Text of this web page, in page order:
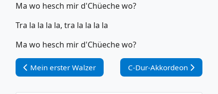
Ma wo hesch mir d'Chüeche wo?
Tra la la la la, tra la la la la
Ma wo hesch mir d'Chüeche wo?
Vorheriger Beitrag: Mein erster Walzer
Mein erster Walzer Nächster Beitrag: C-Dur-
C-Dur-Akkordeon